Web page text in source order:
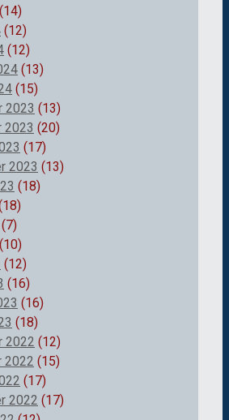
(14)
(12)
(12)
(13)
(15)
2023 (13)
2023 (20)
(17)
2023 (13)
(18)
(7)
(10)
(12)
(16)
(16)
(18)
2022 (12)
2022 (15)
(17)
2022 (17)